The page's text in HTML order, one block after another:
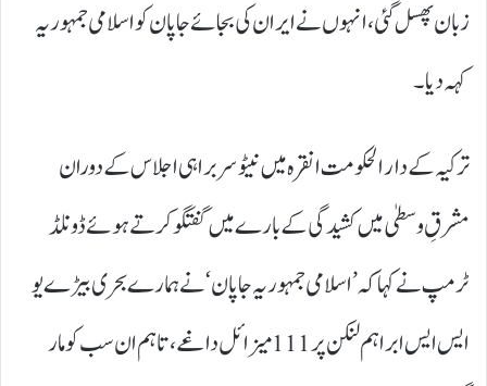
زبان پھسل گئی، انہوں نے ایران کی بجائے جاپان کو اسلامی جمہوریہ
کہہ دیا۔
ترکیہ کے دار الحکومت انقرہ میں نیٹو سربراہی اجلاس کے دوران
مشرقِ وسطیٰ میں کشیدگی کے بارے میں گفتگو کرتے ہوئے ڈونلڈ
ٹرمپ نے کہا کہ ’اسلامی جمہوریہ جاپان‘ نے ہمارے بحری بیڑے یو
ایس ایس ابراہم لنکن پر 111 میزائل داغے، تاہم ان سب کو مار